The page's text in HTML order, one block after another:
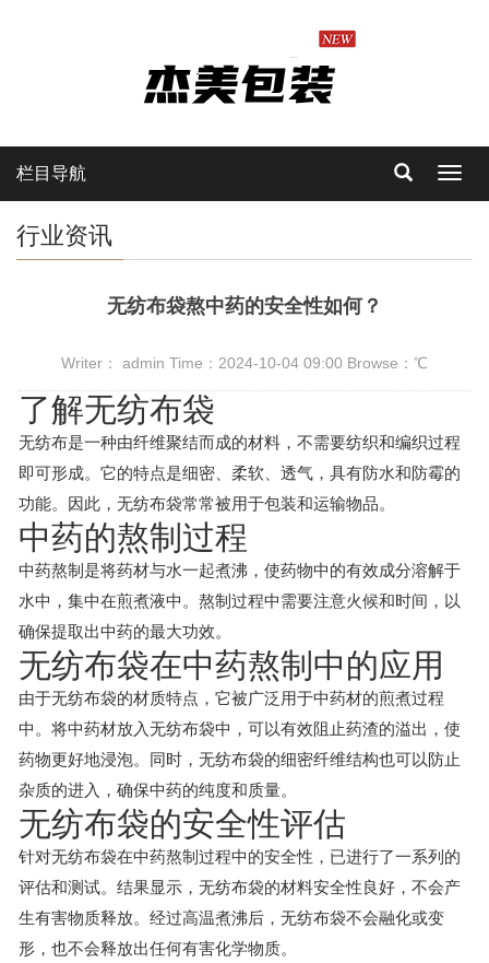
栏目导航
行业资讯
无纺布袋熬中药的安全性如何？
Writer： admin Time：2024-10-04 09:00 Browse： ℃
了解无纺布袋
无纺布是一种由纤维聚结而成的材料，不需要纺织和编织过程
即可形成。它的特点是细密、柔软、透气，具有防水和防霉的
功能。因此，无纺布袋常常被用于包装和运输物品。
中药的熬制过程
中药熬制是将药材与水一起煮沸，使药物中的有效成分溶解于
水中，集中在煎煮液中。熬制过程中需要注意火候和时间，以
确保提取出中药的最大功效。
无纺布袋在中药熬制中的应用
由于无纺布袋的材质特点，它被广泛用于中药材的煎煮过程
中。将中药材放入无纺布袋中，可以有效阻止药渣的溢出，使
药物更好地浸泡。同时，无纺布袋的细密纤维结构也可以防止
杂质的进入，确保中药的纯度和质量。
无纺布袋的安全性评估
针对无纺布袋在中药熬制过程中的安全性，已进行了一系列的
评估和测试。结果显示，无纺布袋的材料安全性良好，不会产
生有害物质释放。经过高温煮沸后，无纺布袋不会融化或变
形，也不会释放出任何有害化学物质。